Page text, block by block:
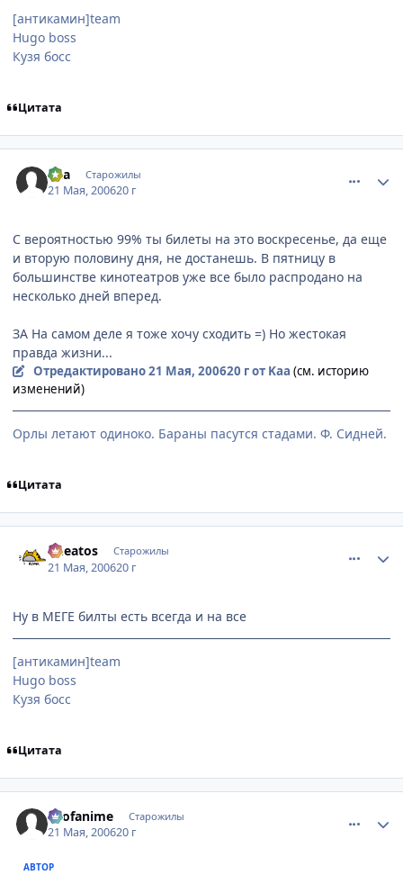
[антикамин]team
Hugo boss
Кузя босс
Цитата
Kaa Старожилы
21 Мая, 200620 г
С вероятностью 99% ты билеты на это воскресенье, да еще
и вторую половину дня, не достанешь. В пятницу в
большинстве кинотеатров уже все было распродано на
несколько дней вперед.
ЗА На самом деле я тоже хочу сходить =) Но жестокая
правда жизни...
Отредактировано21 Мая, 200620 гот Kaa (см. историю
изменений)
Орлы летают одиноко. Бараны пасутся стадами. Ф. Сидней.
Цитата
Cheatos Старожилы
21 Мая, 200620 г
Ну в МЕГЕ билты есть всегда и на все
[антикамин]team
Hugo boss
Кузя босс
Цитата
allofanime Старожилы
21 Мая, 200620 г
АВТОР